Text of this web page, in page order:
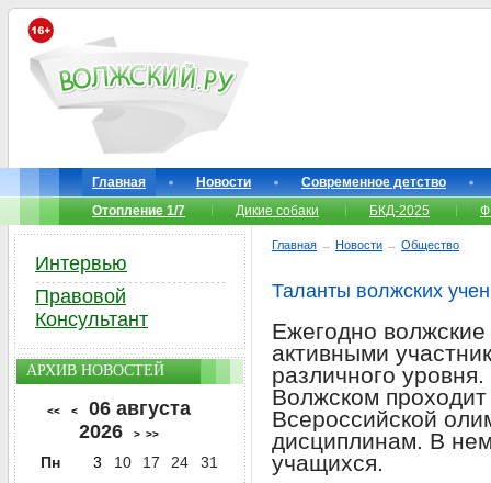
Главная Новости
Современное детство
Отопление 1/7
Дикие собаки БКД-2025
Главная → Новости → Общество
Таланты волжских
Ежегодно
активными
различного
Волжском
Всероссийской
дисциплинам. В
учащихся.
Интервью
Правовой
Консультант
АРХИВ НОВОСТЕЙ
<< <
06 августа
2026
> >>
Пн 3 10 17 24 31